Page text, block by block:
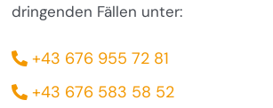
dringenden Fällen unter:
+43 676 955 72 81
+43 676 583 58 52